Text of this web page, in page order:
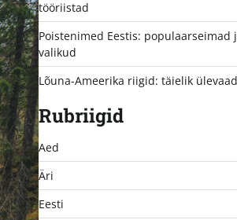
tööriistad
Poistenimed Eestis: populaarseimad
valikud
Lõuna-Ameerika riigid: täielik
Rubriigid
Aed
Äri
Eesti